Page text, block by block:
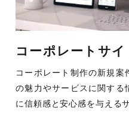
コーポレートサイ
コーポレート制作の新規案
の魅力やサービスに関する
に信頼感と安心感を与える